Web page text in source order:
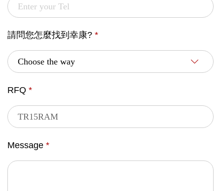
請問您怎麼找到幸康? *
RFQ *
Message *